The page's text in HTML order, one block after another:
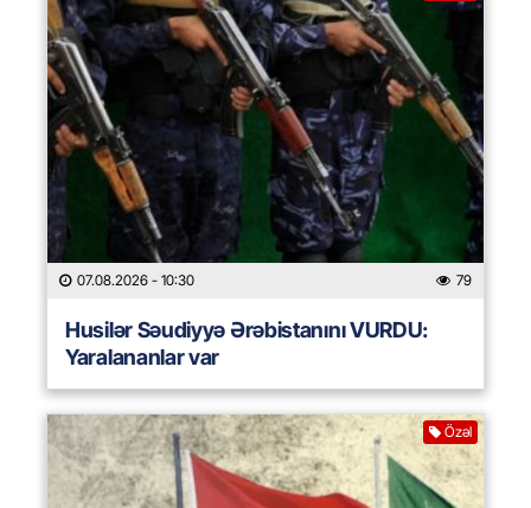
07.08.2026 - 10:30 79
Husilər Səudiyyə Ərəbistanını VURDU:
Yaralananlar var
Özəl